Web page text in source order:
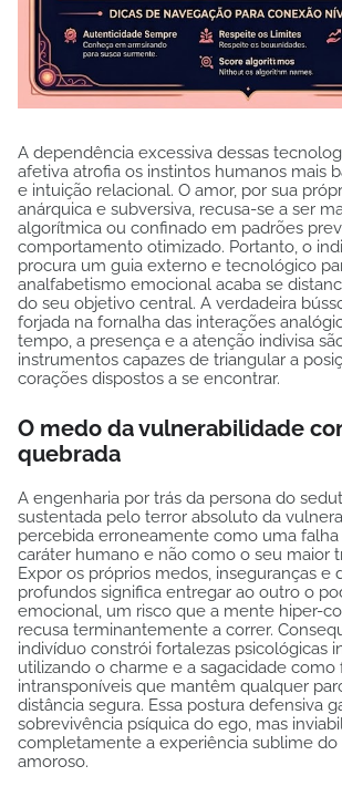
A dependência excessiva dessas
afetiva atrofia os instintos humanos mais
e intuição relacional. O amor, por sua
anárquica e subversiva, recusa-se a ser
algorítmica ou confinado em padrões
comportamento otimizado. Portanto, o
procura um guia externo e tecnológico
analfabetismo emocional acaba se
do seu objetivo central. A verdadeira
forjada na fornalha das interações
tempo, a presença e a atenção indivisa
instrumentos capazes de triangular a
corações dispostos a se encontrar.
O medo da vulnerabilidade
quebrada
A engenharia por trás da persona do
sustentada pelo terror absoluto da
percebida erroneamente como uma
caráter humano e não como o seu maior
Expor os próprios medos, inseguranças e
profundos significa entregar ao outro o
emocional, um risco que a mente hiper-
recusa terminantemente a correr.
indivíduo constrói fortalezas psicológicas
utilizando o charme e a sagacidade como
intransponíveis que mantêm qualquer
distância segura. Essa postura defensiva
sobrevivência psíquica do ego, mas
completamente a experiência sublime
amoroso.